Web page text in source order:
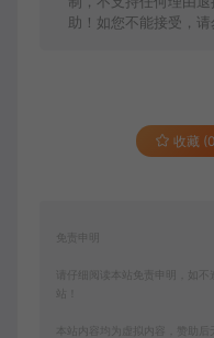
助！如您不能接受，
收藏
免责申明
请仔细阅读本站免责申明，如
本站内容均为虚拟内容，赞助